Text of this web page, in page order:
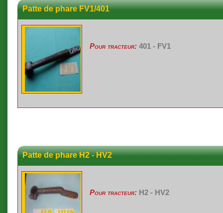
Patte de phare FV1/401
Pour tracteur: 401 - FV1
Patte de phare H2 - HV2
Pour tracteur: H2 - HV2